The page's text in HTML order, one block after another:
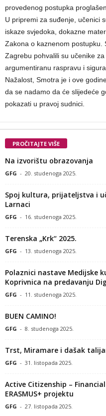
provedenog postupka
U pripremi za suđenje, učenici
iskaze svjedoka, dokazne
Zakona o kaznenom postupku.
Zagrebu pohvalili su učenike
argumentiranu raspravu i
Nažalost, Smotra je i ove
da se nadamo da će slijedeće
pokazati u pravoj sudnici.
PROČITAJTE VIŠE
Na izvorištu obrazovanja
GFG - 20. studenoga 2025.
Spoj kultura, prijateljstva i
Larnaci
GFG - 16. studenoga 2025.
Terenska „Krk“ 2025.
GFG - 13. studenoga 2025.
Polaznici nastave Medijske
Koprivnica na predavanju
GFG - 11. studenoga 2025.
BUEN CAMINO!
GFG - 8. studenoga 2025.
Trst, Miramare i dašak
GFG - 31. listopada 2025.
Active Citizenship –
ERASMUS+ projektu
GFG - 27. listopada 2025.